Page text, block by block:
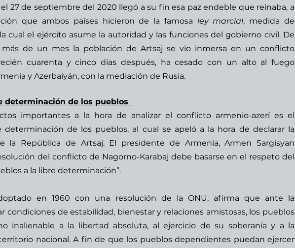
27 de septiembre del 2020 llegó a su fin esa paz endeble que reinaba, a
que ambos países hicieron de la famosa ley marcial, medida de
cual el ejército asume la autoridad y las funciones del gobierno civil. De
más de un mes la población de Artsaj se vio inmersa en un conflicto
cuarenta y cinco días después, ha cesado con un alto al fuego
y Azerbaiyán, con la mediación de Rusia.
determinación de los pueblos
importantes a la hora de analizar el conflicto armenio-azerí es el
determinación de los pueblos, al cual se apeló a la hora de declarar la
la República de Artsaj. El presidente de Armenia, Armen Sargisyan
del conflicto de Nagorno-Karabaj debe basarse en el respeto del
a la libre determinación”.
en 1960 con una resolución de la ONU, afirma que ante la
condiciones de estabilidad, bienestar y relaciones amistosas, los pueblos
inalienable a la libertad absoluta, al ejercicio de su soberanía y a la
nacional. A fin de que los pueblos dependientes puedan ejercer